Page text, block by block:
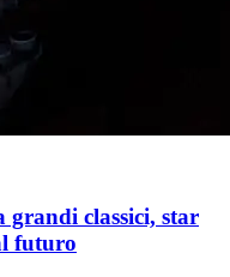
classici, star
futuro